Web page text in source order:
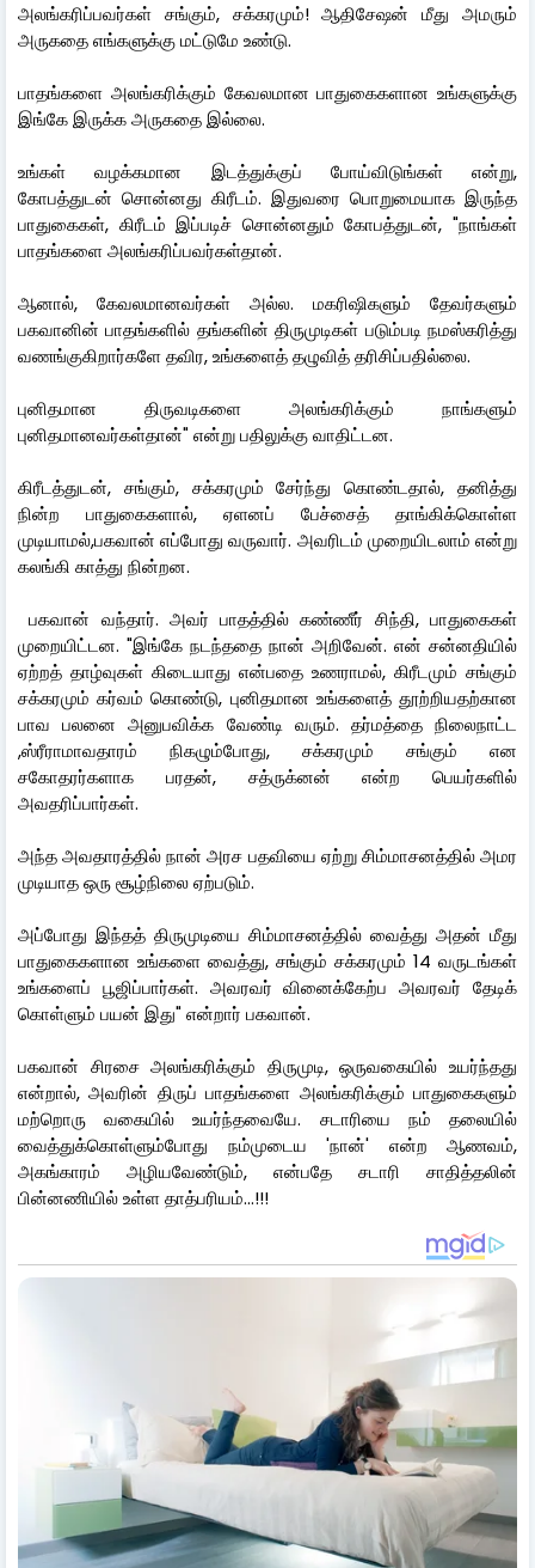
அலங்கரிப்பவர்கள் சங்கும், சக்கரமும்! ஆதிசேஷன் மீது அமரும்
அருகதை எங்களுக்கு மட்டுமே உண்டு.
பாதங்களை அலங்கரிக்கும் கேவலமான பாதுகைகளான உங்களுக்கு
இங்கே இருக்க அருகதை இல்லை.
உங்கள் வழக்கமான இடத்துக்குப் போய்விடுங்கள் என்று,
கோபத்துடன் சொன்னது கிரீடம். இதுவரை பொறுமையாக இருந்த
பாதுகைகள், கிரீடம் இப்படிச் சொன்னதும் கோபத்துடன், "நாங்கள்
பாதங்களை அலங்கரிப்பவர்கள்தான்.
ஆனால், கேவலமானவர்கள் அல்ல. மகரிஷிகளும் தேவர்களும்
பகவானின் பாதங்களில் தங்களின் திருமுடிகள் படும்படி நமஸ்கரித்து
வணங்குகிறார்களே தவிர, உங்களைத் தழுவித் தரிசிப்பதில்லை.
புனிதமான திருவடிகளை அலங்கரிக்கும் நாங்களும்
புனிதமானவர்கள்தான்" என்று பதிலுக்கு வாதிட்டன.
கிரீடத்துடன், சங்கும், சக்கரமும் சேர்ந்து கொண்டதால், தனித்து
நின்ற பாதுகைகளால், ஏளனப் பேச்சைத் தாங்கிக்கொள்ள
முடியாமல்,பகவான் எப்போது வருவார். அவரிடம் முறையிடலாம் என்று
கலங்கி காத்து நின்றன.
பகவான் வந்தார். அவர் பாதத்தில் கண்ணீர் சிந்தி, பாதுகைகள்
முறையிட்டன. "இங்கே நடந்ததை நான் அறிவேன். என் சன்னதியில்
ஏற்றத் தாழ்வுகள் கிடையாது என்பதை உணராமல், கிரீடமும் சங்கும்
சக்கரமும் கர்வம் கொண்டு, புனிதமான உங்களைத் தூற்றியதற்கான
பாவ பலனை அனுபவிக்க வேண்டி வரும். தர்மத்தை நிலைநாட்ட
,ஸ்ரீராமாவதாரம் நிகழும்போது, சக்கரமும் சங்கும் என
சகோதரர்களாக பரதன், சத்ருக்னன் என்ற பெயர்களில்
அவதரிப்பார்கள்.
அந்த அவதாரத்தில் நான் அரச பதவியை ஏற்று சிம்மாசனத்தில் அமர
முடியாத ஒரு சூழ்நிலை ஏற்படும்.
அப்போது இந்தத் திருமுடியை சிம்மாசனத்தில் வைத்து அதன் மீது
பாதுகைகளான உங்களை வைத்து, சங்கும் சக்கரமும் 14 வருடங்கள்
உங்களைப் பூஜிப்பார்கள். அவரவர் வினைக்கேற்ப அவரவர் தேடிக்
கொள்ளும் பயன் இது" என்றார் பகவான்.
பகவான் சிரசை அலங்கரிக்கும் திருமுடி, ஒருவகையில் உயர்ந்தது
என்றால், அவரின் திருப் பாதங்களை அலங்கரிக்கும் பாதுகைகளும்
மற்றொரு வகையில் உயர்ந்தவையே. சடாரியை நம் தலையில்
வைத்துக்கொள்ளும்போது நம்முடைய 'நான்' என்ற ஆணவம்,
அகங்காரம் அழியவேண்டும், என்பதே சடாரி சாதித்தலின்
பின்னணியில் உள்ள தாத்பரியம்...!!!